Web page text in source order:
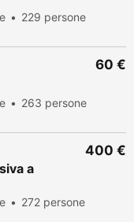
229 persone
263 persone
60 €
a
272 persone
400 €